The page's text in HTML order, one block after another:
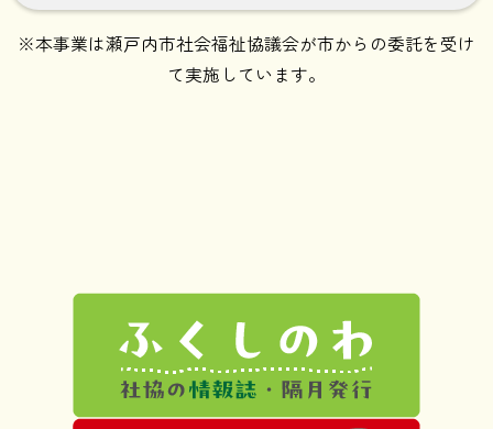
※本事業は瀬戸内市社会福祉協議会が市からの委託を受け
て実施しています。